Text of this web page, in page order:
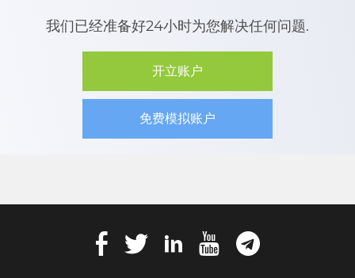
我们已经准备好24小时为您解决任何问题.
开立账户
免费模拟账户